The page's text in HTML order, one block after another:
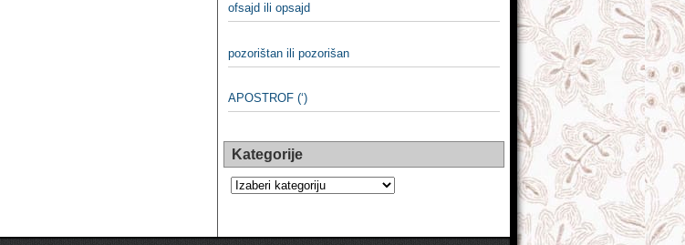
ofsajd ili opsajd
pozorištan ili pozorišan
APOSTROF (‘)
Kategorije
Kategorije